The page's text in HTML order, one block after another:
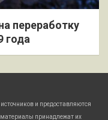
переработку
года
и предоставляются
принадлежат их